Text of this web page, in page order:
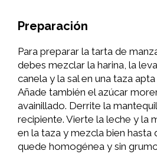
Preparación
Para preparar la tarta de
debes mezclar la harina, la
canela y la sal en una taza
Añade también el azúcar
avainillado. Derrite la
recipiente. Vierte la leche y la
en la taza y mezcla bien hasta
quede homogénea y sin